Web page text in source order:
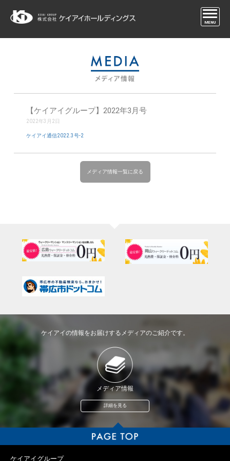
MENU
【ケイアイグループ】2022年3月号
2022年3月2日
ケイアイ通信2022.3号-2
メディア情報一覧に戻る
ケイアイの情報をお届けするメディアのご紹介です。
メディア情報
詳細を見る
ケイアイグループ